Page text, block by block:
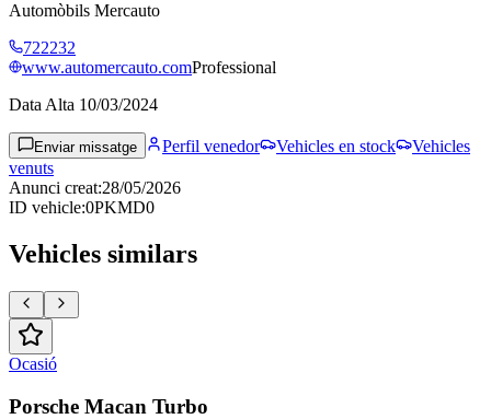
Automòbils Mercauto
722232
www.automercauto.comProfessional
Data Alta 10/03/2024
Enviar missatge Perfil venedor Vehicles en stock
Vehicles
venuts
Anunci creat:28/05/2026
ID vehicle:0PKMD0
Vehicles similars
Ocasió
Porsche Macan Turbo